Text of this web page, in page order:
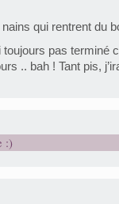
nains qui rentrent du
toujours pas terminé
.. bah ! Tant pis,
:)